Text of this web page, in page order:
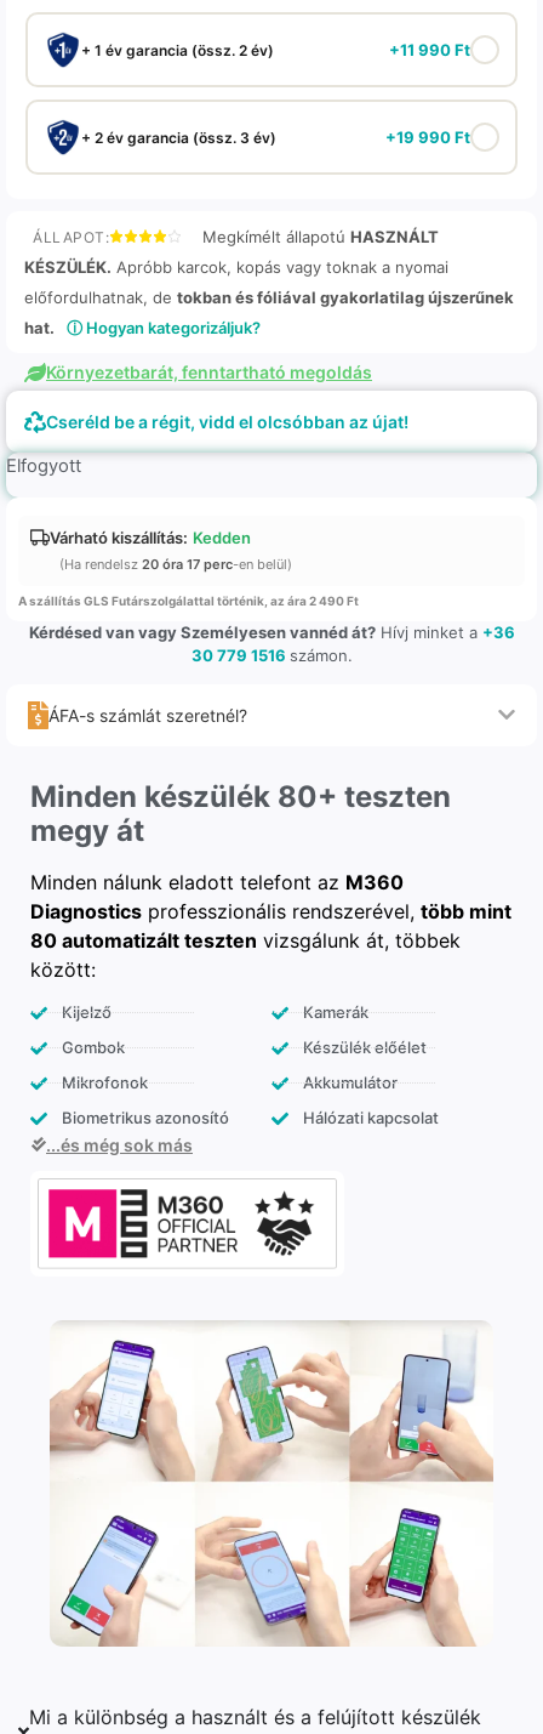
+ 1 év garancia (össz. 2 év) +11 990Ft
+ 2 év garancia (össz. 3 év) +19 990Ft
ÁLLAPOT: Megkímélt állapotú HASZNÁLT
KÉSZÜLÉK. Apróbb karcok, kopás vagy toknak a nyomai
előfordulhatnak, de tokban és fóliával gyakorlatilag újszerűnek
hat.
ⓘ Hogyan kategorizáljuk?
Környezetbarát, fenntartható megoldás
Cseréld be a régit, vidd el olcsóbban az újat!
Elfogyott
Várható kiszállítás: Kedden
(Ha rendelsz 20 óra 17 perc-en belül)
A szállítás GLS Futárszolgálattal történik, az ára 2 490 Ft
Kérdésed van vagy Személyesen vannéd át?Hívj minket a +36
30 779 1516 számon.
ÁFA-s számlát szeretnél?
Minden készülék 80+ teszten
megy át
Minden nálunk eladott telefont az M360
Diagnostics professzionális rendszerével, több mint
80 automatizált teszten vizsgálunk át, többek
között:
Kijelző
Gombok
Mikrofonok
Biometrikus azonosító
Kamerák
Készülék előélet
Akkumulátor
Hálózati kapcsolat
...és még sok más
Mi a különbség a használt és a felújított készülék